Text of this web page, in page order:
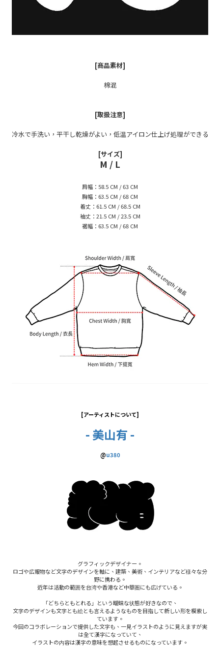
[商品素材]
棉混
[取扱注意]
冷水で手洗い，平干し乾燥がよい，低温アイロン仕上げ処理ができる
[サイズ]
M / L
肩幅：58.5 CM / 63 CM
胸幅：63.5 CM / 68 CM
着丈：61.5 CM / 68.5 CM
袖丈：21.5 CM / 23.5 CM
裾幅：63.5 CM / 68 CM
[アーティストについて]
- 美山有 -
@u380
グラフィックデザイナー。
ロゴや広報物など文字のデザインを軸に、建築、美術、インテリアなど様々な分
野に携わる。
近年は活動の範囲を台湾や香港など中華圏にも広げている。
「どちらともとれる」という曖昧な状態が好きなので、
文字のデザインも文字とも絵とも言えるようなものを目指して新しい形を模索し
ています。
今回のコラボレーションで提供した文字も、一見イラストのように見えますが実
は全て漢字になっていて、
イラストの内容は漢字の意味を想起させるものになっています。